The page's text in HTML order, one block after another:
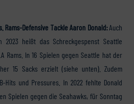
Rams-Defensive Tackle Aaron Donald: Auch
2023 heißt das Schreckgespenst Seattle
Rams. In 16 Spielen gegen Seattle hat der
15 Sacks erzielt (siehe unten). Zudem
Hits und Pressures. In 2022 fehlte Donald
Spielen gegen die Seahawks, für Sonntag